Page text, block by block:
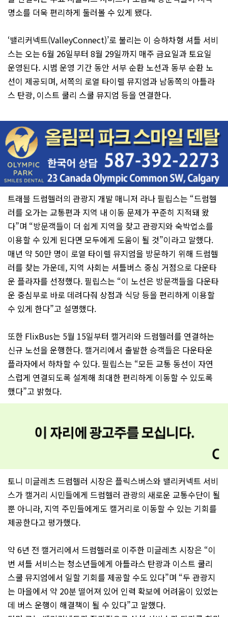
명소를 더욱 편리하게 둘러볼 수 있게 됐다.
‘밸리커넥트(ValleyConnect)’로 불리는 이 승하차형 셔틀 서비
스는 오는 6월 26일부터 8월 29일까지 매주 금요일과 토요일
운영된다. 시범 운영 기간 동안 서부 순환 노선과 동부 순환 노
선이 제공되며, 서쪽의 로열 타이렐 뮤지엄과 남동쪽의 아틀라
스 탄광, 이스트 쿨리 스쿨 뮤지엄 등을 연결한다.
트래블 드럼헬러의 관광지 개발 매니저 라나 필립스는 “드럼헬
러를 오가는 교통편과 지역 내 이동 문제가 꾸준히 지적돼 왔
다”며 “방문객들이 더 쉽게 지역을 찾고 관광지와 숙박업소를
이용할 수 있게 된다면 모두에게 도움이 될 것”이라고 말했다.
매년 약 50만 명이 로열 타이렐 뮤지엄을 방문하기 위해 드럼헬
러를 찾는 가운데, 지역 사회는 셔틀버스 중심 거점으로 다운타
운 플라자를 선정했다. 필립스는 “이 노선은 방문객들을 다운타
운 중심부로 바로 데려다줘 상점과 식당 등을 편리하게 이용할
수 있게 한다”고 설명했다.
또한 FlixBus는 5월 15일부터 캘거리와 드럼헬러를 연결하는
신규 노선을 운행한다. 캘거리에서 출발한 승객들은 다운타운
플라자에서 하차할 수 있다. 필립스는 “모든 교통 동선이 자연
스럽게 연결되도록 설계해 최대한 편리하게 이동할 수 있도록
했다”고 밝혔다.
토니 미글레츠 드럼헬러 시장은 플릭스버스와 밸리커넥트 서비
스가 캘거리 시민들에게 드럼헬러 관광의 새로운 교통수단이 될
뿐 아니라, 지역 주민들에게도 캘거리로 이동할 수 있는 기회를
제공한다고 평가했다.
약 6년 전 캘거리에서 드럼헬러로 이주한 미글레츠 시장은 “이
번 셔틀 서비스는 청소년들에게 아틀라스 탄광과 이스트 쿨리
스쿨 뮤지엄에서 일할 기회를 제공할 수도 있다”며 “두 관광지
는 마을에서 약 20분 떨어져 있어 인력 확보에 어려움이 있었는
데 버스 운행이 해결책이 될 수 있다”고 말했다.